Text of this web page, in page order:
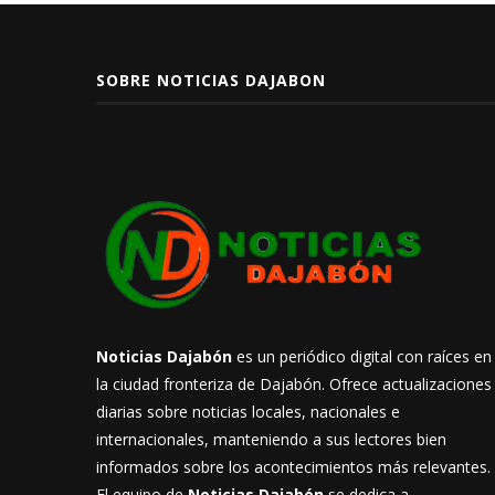
SOBRE NOTICIAS DAJABON
Noticias Dajabón es un periódico digital con raíces en
la ciudad fronteriza de Dajabón. Ofrece actualizaciones
diarias sobre noticias locales, nacionales e
internacionales, manteniendo a sus lectores bien
informados sobre los acontecimientos más relevantes.